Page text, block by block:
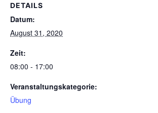
DETAILS
Datum:
August 31, 2020
Zeit:
08:00 - 17:00
Veranstaltungskategorie:
Übung